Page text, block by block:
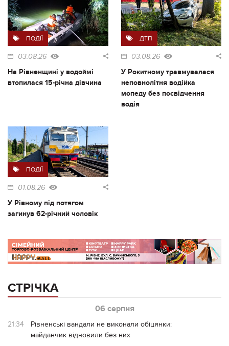
ПОДІЇ
03.08.26
На Рівненщині у водоймі
втопилася 15-річна дівчина
ДТП
03.08.26
У Рокитному травмувалася
неповнолітня водійка
мопеду без посвідчення
водія
ПОДІЇ
01.08.26
У Рівному під потягом
загинув 62-річний чоловік
СТРІЧКА
06 серпня
21:34
Рівненські вандали не виконали обіцянки:
майданчик відновили без них